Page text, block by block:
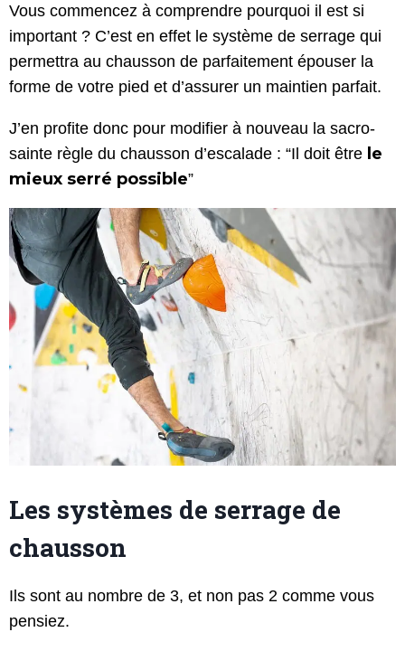
Vous commencez à comprendre pourquoi il est si
important ? C’est en effet le système de serrage qui
permettra au chausson de parfaitement épouser la
forme de votre pied et d’assurer un maintien parfait.
J’en profite donc pour modifier à nouveau la sacro-
sainte règle du chausson d’escalade : “Il doit être le
mieux serré possible”
Les systèmes de serrage de
chausson
Ils sont au nombre de 3, et non pas 2 comme vous
pensiez.